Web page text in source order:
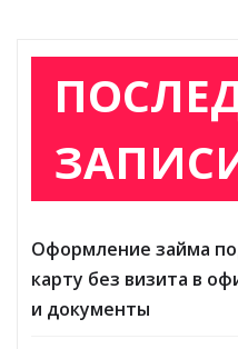
Оформление займа
карту без визита в
и документы